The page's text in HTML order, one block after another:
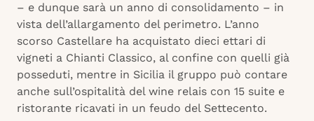
– e dunque sarà un anno di consolidamento – in
vista dell’allargamento del perimetro. L’anno
scorso Castellare ha acquistato dieci ettari di
vigneti a Chianti Classico, al confine con quelli già
posseduti, mentre in Sicilia il gruppo può contare
anche sull’ospitalità del wine relais con 15 suite e
ristorante ricavati in un feudo del Settecento.